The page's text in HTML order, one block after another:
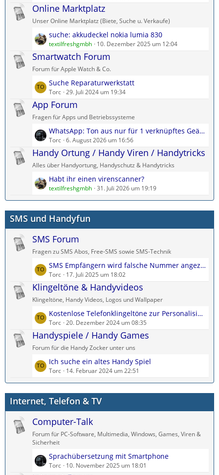
g
e
e
i
r
ä
g
e
t
t
e
B
e
i
r
ä
g
e
Online Marktplatz
Unser Online Marktplatz (Biete, Suche u. Verkaufe)
L
e
t
t
e
B
e
i
r
ä
g
e
suche: akkudeckel nokia lumia 830
textilfreshgmbh 10. Dezember 2025 um 12:04
Smartwatch Forum
Forum für Apple Watch & Co.
L
e
t
t
e
B
e
r
ä
g
e
Suche Reparaturwerkstatt
Torc 29. Juli 2024 um 19:34
App Forum
Fragen für Apps und Betriebssysteme
L
e
t
t
e
B
e
i
t
r
ä
g
WhatsApp: Ton aus nur für 1 verknüpftes Geät möglich?
Torc 6. August 2026 um 16:56
Handy Ortung / Handy Viren / Handytricks
Alles über Handyortung, Handyschutz & Handytricks
L
e
t
z
t
e
B
e
t
r
ä
g
Habt ihr einen virenscanner?
textilfreshgmbh 31. Juli 2026 um 19:19
SMS und Handyfun
SMS Forum
Fragen zu SMS Abos, Free-SMS sowie SMS-Technik
L
e
t
t
e
B
e
i
r
ä
g
e
SMS Empfängern wird falsche Nummer angezeigt
Torc 17. Juli 2025 um 18:02
Klingeltöne & Handyvideos
Klingeltöne, Handy Videos, Logos und Wallpaper
L
e
t
t
e
B
e
i
t
r
ä
g
e
Kostenlose Telefonklingeltöne zur Personalisierung jedes Kontakts
Torc 20. Dezember 2024 um 08:35
Handyspiele / Handy Games
Forum für die Handy Zocker unter uns
L
e
t
z
t
e
B
e
i
r
ä
Ich suche ein altes Handy Spiel
Torc 14. Februar 2024 um 22:51
Internet, Telefon & TV
Computer-Talk
Forum für PC-Software, Multimedia, Windows, Games, Viren &
Sicherheit
L
e
Sprachübersetzung mit Smartphone
Torc 10. November 2025 um 18:01